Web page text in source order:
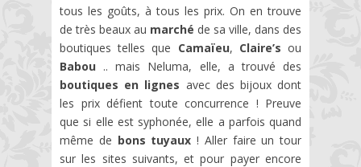
tous les goûts, à tous les prix. On en trouve
de très beaux au marché de sa ville, dans des
boutiques telles que Camaïeu, Claire’s ou
Babou .. mais Neluma, elle, a trouvé des
boutiques en lignes avec des bijoux dont
les prix défient toute concurrence ! Preuve
que si elle est syphonée, elle a parfois quand
même de bons tuyaux ! Aller faire un tour
sur les sites suivants, et pour payer encore